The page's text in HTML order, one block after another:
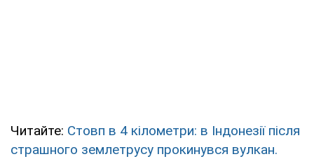
Читайте: Стовп в 4 кілометри: в Індонезії після
страшного землетрусу прокинувся вулкан.